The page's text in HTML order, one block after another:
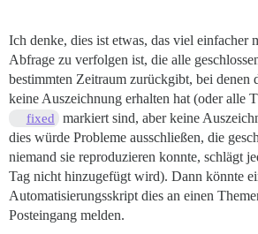
Ich denke, dies ist etwas, das viel einfacher
Abfrage zu verfolgen ist, die alle
bestimmten Zeitraum zurückgibt, bei denen
keine Auszeichnung erhalten hat (oder alle
fixed
markiert sind, aber keine
dies würde Probleme ausschließen, die
niemand sie reproduzieren konnte, schlägt
Tag nicht hinzugefügt wird). Dann könnte
Automatisierungsskript dies an einen
Posteingang melden.